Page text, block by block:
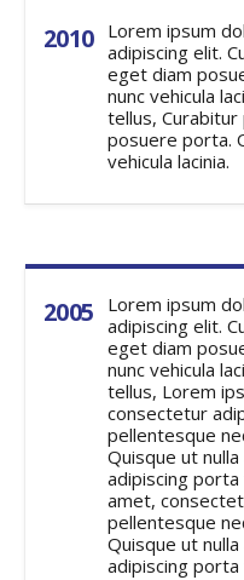
2010
Lorem ipsum
adipiscing elit.
eget diam
nunc vehicula
tellus,
posuere porta.
vehicula lacinia.
2005
Lorem ipsum
adipiscing elit.
eget diam
nunc vehicula
tellus, Lorem
consectetur
pellentesque
Quisque ut nulla
adipiscing
amet,
pellentesque
Quisque ut nulla
adipiscing porta